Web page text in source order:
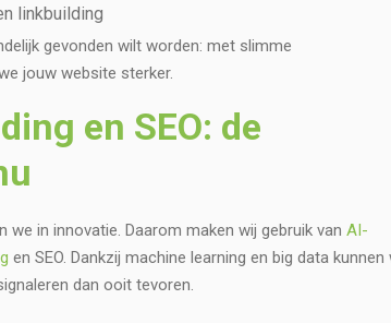
linkbuilding
gevonden wilt worden: met slimme
jouw website sterker.
en SEO: de
we in innovatie. Daarom maken wij gebruik van AI-
en SEO. Dankzij machine learning en big data kunnen
dan ooit tevoren.